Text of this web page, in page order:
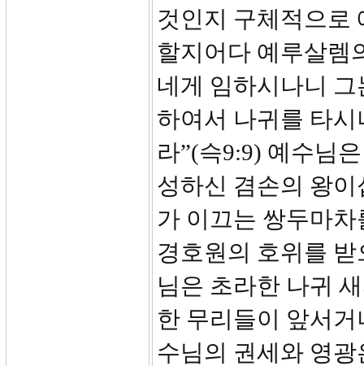
것인지 구체적으로
할지어다 예루살렘
네게 임하시나니
하여서 나귀를 타
라”(슥9:9) 예수님
성하신 겸손의 왕
가 이끄는 쌍두마
경호원의 호위를
님은 초라한 나귀
한 무리들이 앞서
수님의 권세와 영